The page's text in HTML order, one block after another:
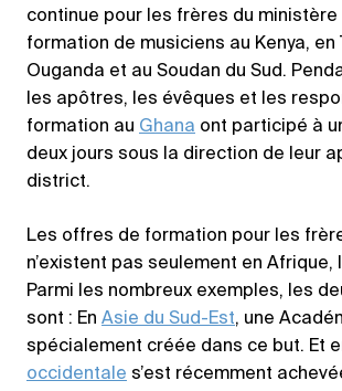
continue pour les frères du ministère
formation de musiciens au Kenya, en
Ouganda et au Soudan du Sud.
les apôtres, les évêques et les
formation au Ghana ont participé à
deux jours sous la direction de leur
district.
Les offres de formation pour les
n’existent pas seulement en Afrique,
Parmi les nombreux exemples, les
sont : En Asie du Sud-Est, une
spécialement créée dans ce but. Et
occidentale s’est récemment